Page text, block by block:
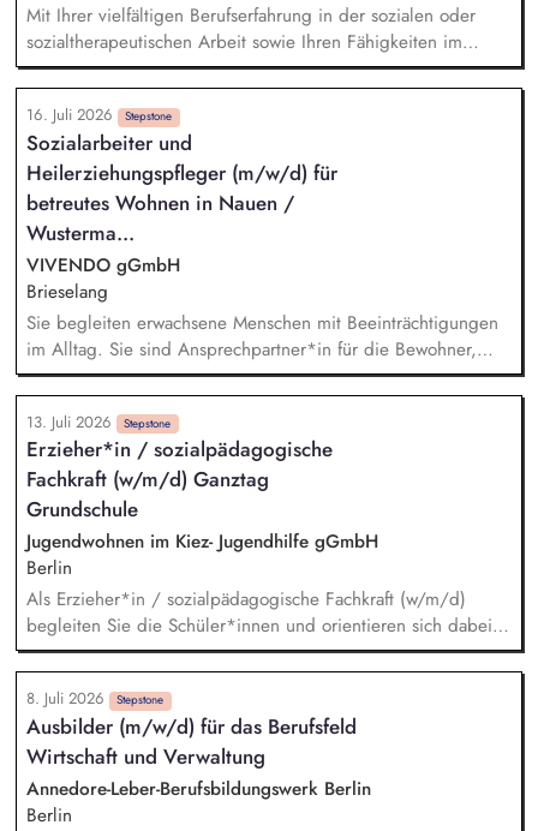
Mit Ihrer vielfältigen Berufserfahrung in der sozialen oder
sozialtherapeutischen Arbeit sowie Ihren Fähigkeiten im
Führen von Teams bis zu 10 Personen werden Sie die neue
Position der Leitung des Begleitenden Dienstes unserer
WfbM sowie dessen konzeptionelle Weiterentwicklung im
Sinne der inklusiven Organisationsentwicklung übernehmen.
Sie sind Teil des Leitungsteams unserer WfbM. Sie agieren
dabei einerseits kollegial und auf Augenhöhe mit den
Kolleg*innen Ihres Teams und nehmen andererseits die
Aufgaben einer mittleren Führungskraft wahr.
16. Juli 2026 Stepstone
Sozialarbeiter und
Heilerziehungspfleger (m/w/d) für
betreutes Wohnen in Nauen /
Wusterma...
VIVENDO gGmbH
Brieselang
Sie begleiten erwachsene Menschen mit Beeinträchtigungen
im Alltag. Sie sind Ansprechpartner*in für die Bewohner,
Angehörige und Kooperationspartner. Sie entwickeln
gemeinsam mit Klient*innen individuelle Ziele. Sie sorgen
für ein stabiles, wertschätzendes Wohnumfeld. Sie arbeiten
mit Behörden, Betreuer*innen und Fachdiensten zusammen.
Sie dokumentieren ihre Arbeit eigenständig und strukturiert.
13. Juli 2026 Stepstone
Erzieher*in / sozialpädagogische
Fachkraft (w/m/d) Ganztag
Grundschule
Jugendwohnen im Kiez- Jugendhilfe gGmbH
Berlin
Als Erzieher*in / sozialpädagogische Fachkraft (w/m/d)
begleiten Sie die Schüler*innen und orientieren sich dabei
an einem mit der Schule abgestimmten, integrierten
Betreuungskonzept. Sie betreuen die Hausaufgaben. Sie
fördern das soziale Lernen in Schulklassen und gestalten den
Gruppenalltag. Sie leiten Freizeitangebote und Projekte an.
Sie führen Eltern- und Familiengespräche und arbeiten
interdisziplinär mit allen Schulpädagog*innen und ggf.
anderen Fachdiensten zusammen.
8. Juli 2026 Stepstone
Ausbilder (m/w/d) für das Berufsfeld
Wirtschaft und Verwaltung
Annedore-Leber-Berufsbildungswerk Berlin
Berlin